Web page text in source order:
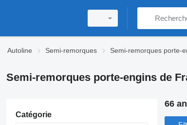
Autoline Semi-remorques Semi-remorques porte-
Semi-remorques porte-engins de
Catégorie
66